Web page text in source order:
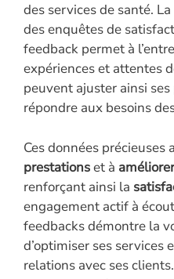
des services de santé.
des enquêtes de
feedback permet à
expériences et attentes
peuvent ajuster ainsi
répondre aux besoins
Ces données précieuses
prestationset à
renforçant ainsi la
engagement actif à
feedbacks démontre la
d’optimiser ses services
relations avec ses